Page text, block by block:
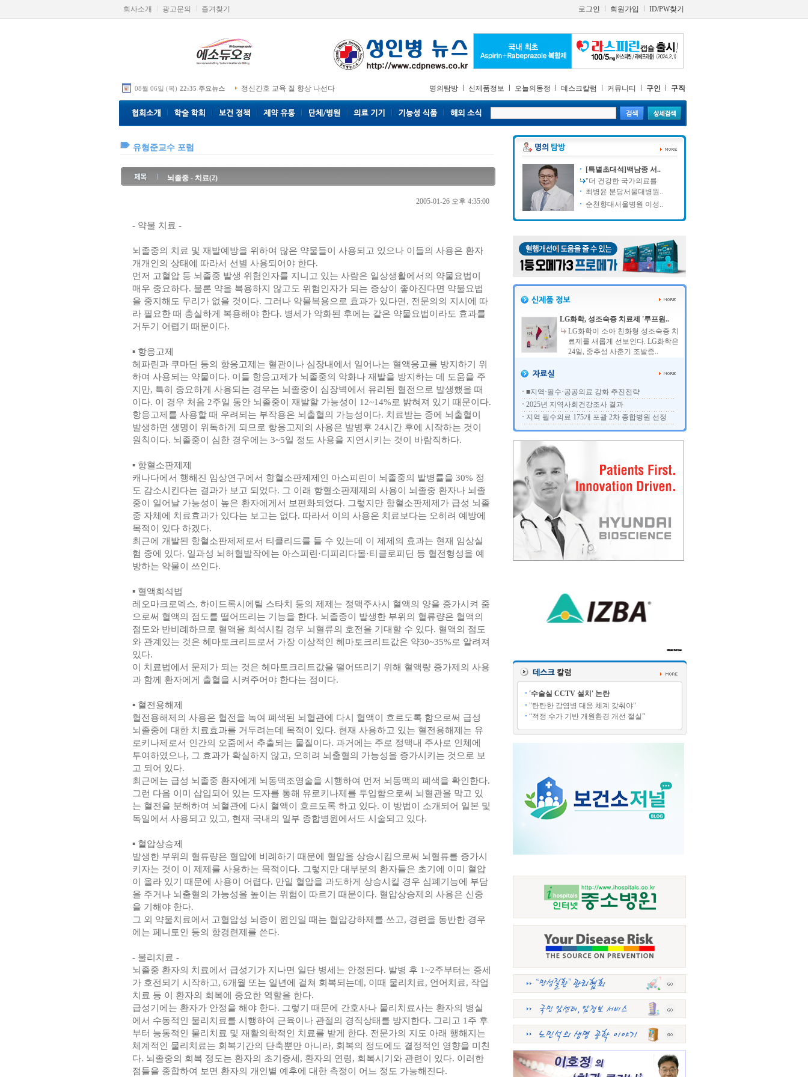
회사소개 광고문의 즐겨찾기 로그인 회원가입 ID/PW찾기
08월 06일 (목) 22:35 주요뉴스 정신간호 교육 질 향상 나선다 명의탐방 신제품정보 오늘의동정 데스크칼럼 커뮤니티 구인 구직
유형준교수 포럼
뇌졸중 - 치료(2)
2005-01-26 오후 4:35:00
- 약물 치료 -
뇌졸중의 치료 및 재발예방을 위하여 많은 약물들이 사용되고 있으나 이들의 사용은 환자
개개인의 상태에 따라서 선별 사용되어야 한다.
먼저 고혈압 등 뇌졸중 발생 위험인자를 지니고 있는 사람은 일상생활에서의 약물요법이
매우 중요하다. 물론 약을 복용하지 않고도 위험인자가 되는 증상이 좋아진다면 약물요법
을 중지해도 무리가 없을 것이다. 그러나 약물복용으로 효과가 있다면, 전문의의 지시에 따
라 필요한 때 충실하게 복용해야 한다. 병세가 악화된 후에는 같은 약물요법이라도 효과를
거두기 어렵기 때문이다.
▪ 항응고제
헤파린과 쿠마딘 등의 항응고제는 혈관이나 심장내에서 일어나는 혈액응고를 방지하기 위
하여 사용되는 약물이다. 이들 항응고제가 뇌졸중의 악화나 재발을 방지하는 데 도움을 주
지만, 특히 중요하게 사용되는 경우는 뇌졸중이 심장벽에서 유리된 혈전으로 발생했을 때
이다. 이 경우 처음 2주일 동안 뇌졸중이 재발할 가능성이 12~14%로 밝혀져 있기 때문이다.
항응고제를 사용할 때 우려되는 부작용은 뇌출혈의 가능성이다. 치료받는 중에 뇌출혈이
발생하면 생명이 위독하게 되므로 항응고제의 사용은 발병후 24시간 후에 시작하는 것이
원칙이다. 뇌졸중이 심한 경우에는 3~5일 정도 사용을 지연시키는 것이 바람직하다.
▪ 항혈소판제제
캐나다에서 행해진 임상연구에서 항혈소판제제인 아스피린이 뇌졸중의 발병률을 30% 정
도 감소시킨다는 결과가 보고 되었다. 그 이래 항혈소판제제의 사용이 뇌졸중 환자나 뇌졸
중이 일어날 가능성이 높은 환자에게서 보편화되었다. 그렇지만 항혈소판제제가 급성 뇌졸
중 자체에 치료효과가 있다는 보고는 없다. 따라서 이의 사용은 치료보다는 오히려 예방에
목적이 있다 하겠다.
최근에 개발된 항혈소판제제로서 티클리드를 들 수 있는데 이 제제의 효과는 현재 임상실
험 중에 있다. 일과성 뇌허혈발작에는 아스피린⋅디피리다몰⋅티클로피딘 등 혈전형성을 예
방하는 약물이 쓰인다.
▪ 혈액희석법
레오마크로덱스, 하이드록시에틸 스타치 등의 제제는 정맥주사시 혈액의 양을 증가시켜 줌
으로써 혈액의 점도를 떨어뜨리는 기능을 한다. 뇌졸중이 발생한 부위의 혈류량은 혈액의
점도와 반비례하므로 혈액을 희석시킬 경우 뇌혈류의 호전을 기대할 수 있다. 혈액의 점도
와 관계있는 것은 헤마토크리트로서 가장 이상적인 헤마토크리트값은 약30~35%로 알려져
있다.
이 치료법에서 문제가 되는 것은 헤마토크리트값을 떨어뜨리기 위해 혈액량 증가제의 사용
과 함께 환자에게 출혈을 시켜주어야 한다는 점이다.
▪ 혈전용해제
혈전용해제의 사용은 혈전을 녹여 폐색된 뇌혈관에 다시 혈액이 흐르도록 함으로써 급성
뇌졸중에 대한 치료효과를 거두려는데 목적이 있다. 현재 사용하고 있는 혈전용해제는 유
로키나제로서 인간의 오줌에서 추출되는 물질이다. 과거에는 주로 정맥내 주사로 인체에
투여하였으나, 그 효과가 확실하지 않고, 오히려 뇌출혈의 가능성을 증가시키는 것으로 보
고 되어 있다.
최근에는 급성 뇌졸중 환자에게 뇌동맥조영술을 시행하여 먼저 뇌동맥의 폐색을 확인한다.
그런 다음 이미 삽입되어 있는 도자를 통해 유로키나제를 투입함으로써 뇌혈관을 막고 있
는 혈전을 분해하여 뇌혈관에 다시 혈액이 흐르도록 하고 있다. 이 방법이 소개되어 일본 및
독일에서 사용되고 있고, 현재 국내의 일부 종합병원에서도 시술되고 있다.
▪ 혈압상승제
발생한 부위의 혈류량은 혈압에 비례하기 때문에 혈압을 상승시킴으로써 뇌혈류를 증가시
키자는 것이 이 제제를 사용하는 목적이다. 그렇지만 대부분의 환자들은 초기에 이미 혈압
이 올라 있기 때문에 사용이 어렵다. 만일 혈압을 과도하게 상승시킬 경우 심폐기능에 부담
을 주거나 뇌출혈의 가능성을 높이는 위험이 따르기 때문이다. 혈압상승제의 사용은 신중
을 기해야 한다.
그 외 약물치료에서 고혈압성 뇌증이 원인일 때는 혈압강하제를 쓰고, 경련을 동반한 경우
에는 페니토인 등의 항경련제를 쓴다.
- 물리치료 -
뇌졸중 환자의 치료에서 급성기가 지나면 일단 병세는 안정된다. 발병 후 1~2주부터는 증세
가 호전되기 시작하고, 6개월 또는 일년에 걸쳐 회복되는데, 이때 물리치료, 언어치료, 작업
치료 등 이 환자의 회복에 중요한 역할을 한다.
급성기에는 환자가 안정을 해야 한다. 그렇기 때문에 간호사나 물리치료사는 환자의 병실
에서 수동적인 물리치료를 시행하여 근육이나 관절의 경직상태를 방지한다. 그리고 1주 후
부터 능동적인 물리치료 및 재활의학적인 치료를 받게 한다. 전문가의 지도 아래 행해지는
체계적인 물리치료는 회복기간의 단축뿐만 아니라, 회복의 정도에도 결정적인 영향을 미친
다. 뇌졸중의 회복 정도는 환자의 초기증세, 환자의 연령, 회복시기와 관련이 있다. 이러한
점들을 종합하여 보면 환자의 개인별 예후에 대한 측정이 어느 정도 가능해진다.
[특별초대석]백남종 서..
"더 건강한 국가의료를
최병윤 분당서울대병원..
순천향대서울병원 이성..
LG화학, 성조숙증 치료제 '루프원..
LG화학이 소아 친화형 성조숙증 치
료제를 새롭게 선보인다. LG화학은
24일, 중추성 사춘기 조발증..
■지역·필수·공공의료 강화 추진전략
2025년 지역사회건강조사 결과
지역 필수의료 175개 포괄 2차 종합병원 선정
'수술실 CCTV 설치' 논란
"탄탄한 감염병 대응 체계 갖춰야"
“적정 수가 기반 개원환경 개선 절실”